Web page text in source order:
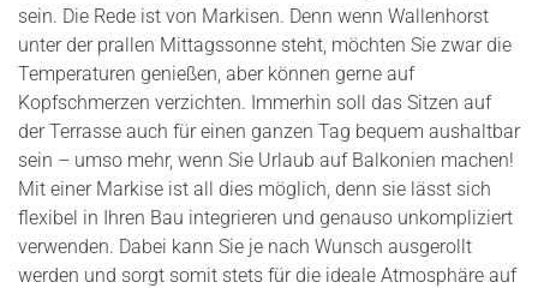
sein. Die Rede ist von Markisen. Denn wenn Wallenhorst
unter der prallen Mittagssonne steht, möchten Sie zwar die
Temperaturen genießen, aber können gerne auf
Kopfschmerzen verzichten. Immerhin soll das Sitzen auf
der Terrasse auch für einen ganzen Tag bequem aushaltbar
sein – umso mehr, wenn Sie Urlaub auf Balkonien machen!
Mit einer Markise ist all dies möglich, denn sie lässt sich
flexibel in Ihren Bau integrieren und genauso unkompliziert
verwenden. Dabei kann Sie je nach Wunsch ausgerollt
werden und sorgt somit stets für die ideale Atmosphäre auf